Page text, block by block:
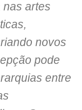
nas artes
novos
pode
entre